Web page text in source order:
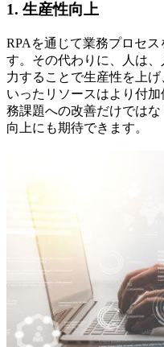
1. 生産性向上
RPAを通じて業務プロセ
す。その代わりに、人は
力することで生産性を上
いったリソースはより付
務課題への改善だけでは
向上にも期待できます。